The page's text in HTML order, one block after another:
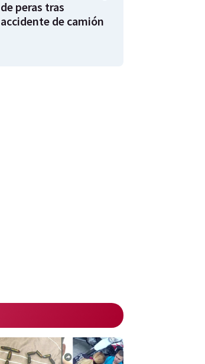
de peras tras
accidente de camión